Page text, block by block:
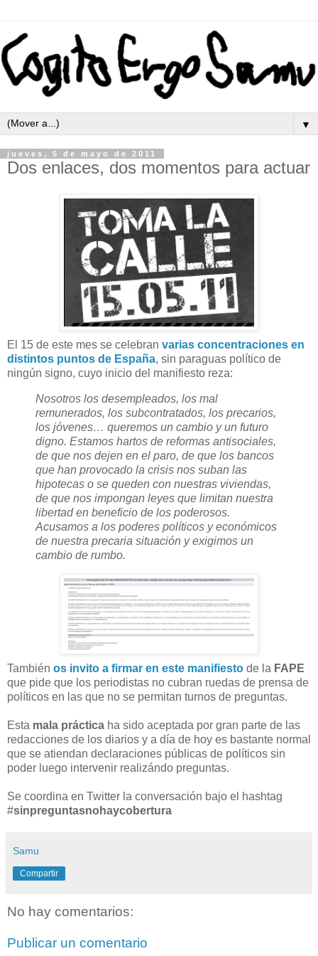
▼
jueves, 5 de mayo de 2011
Dos enlaces, dos momentos para actuar
El 15 de este mes se celebran varias concentraciones en
distintos puntos de España, sin paraguas político de
ningún signo, cuyo inicio del manifiesto reza:
Nosotros los desempleados, los mal
remunerados, los subcontratados, los precarios,
los jóvenes… queremos un cambio y un futuro
digno. Estamos hartos de reformas antisociales,
de que nos dejen en el paro, de que los bancos
que han provocado la crisis nos suban las
hipotecas o se queden con nuestras viviendas,
de que nos impongan leyes que limitan nuestra
libertad en beneficio de los poderosos.
Acusamos a los poderes políticos y económicos
de nuestra precaria situación y exigimos un
cambio de rumbo.
También os invito a firmar en este manifiesto de la FAPE
que pide que los periodistas no cubran ruedas de prensa de
políticos en las que no se permitan turnos de preguntas.
Esta mala práctica ha sido aceptada por gran parte de las
redacciones de los diarios y a día de hoy es bastante normal
que se atiendan declaraciones públicas de políticos sin
poder luego intervenir realizándo preguntas.
Se coordina en Twitter la conversación bajo el hashtag
#sinpreguntasnohaycobertura
Samu
Compartir
No hay comentarios:
Publicar un comentario